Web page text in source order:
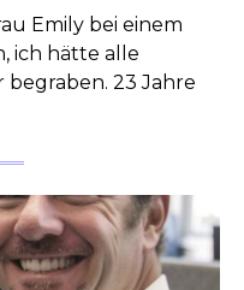
Emily bei einem
ich hätte alle
23 Jahre